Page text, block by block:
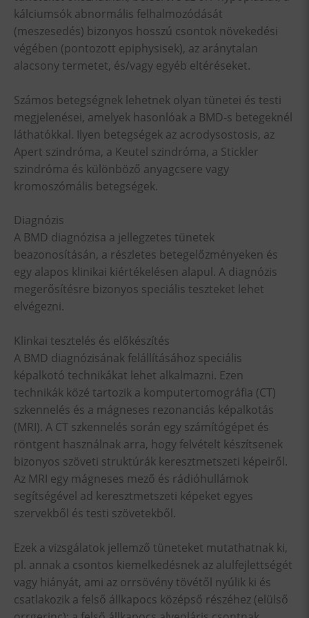
kálciumsók abnormális felhalmozódását
(meszesedés) bizonyos hosszú csontok növekedési
végében (pontozott epiphysisek), az aránytalan
alacsony termetet, és/vagy egyéb eltéréseket.
Számos betegségnek lehetnek olyan tünetei és testi
megjelenései, amelyek hasonlóak a BMD-s betegeknél
láthatókkal. Ilyen betegségek az acrodysostosis, az
Apert szindróma, a Keutel szindróma, a Stickler
szindróma és különböző anyagcsere vagy
kromoszómális betegségek.
Diagnózis
A BMD diagnózisa a jellegzetes tünetek
beazonosításán, a részletes betegelőzményeken és
egy alapos klinikai kiértékelésen alapul. A diagnózis
megerősítésre bizonyos speciális teszteket lehet
elvégezni.
Klinkai tesztelés és előkészítés
A BMD diagnózisának felállításához speciális
képalkotó technikákat lehet alkalmazni. Ezen
technikák közé tartozik a komputertomográfia (CT)
szkennelés és a mágneses rezonanciás képalkotás
(MRI). A CT szkennelés során egy számítógépet és
röntgent használnak arra, hogy felvételt készítsenek
bizonyos szöveti struktúrák keresztmetszeti képeiről.
Az MRI egy mágneses mező és rádióhullámok
segítségével ad keresztmetszeti képeket egyes
szervekből és testi szövetekből.
Ezek a vizsgálatok jellemző tüneteket mutathatnak ki,
pl. annak a csontos kiemelkedésnek az alulfejlettségét
vagy hiányát, ami az orrsövény tövétől nyúlik ki és
csatlakozik a felső állkapocs középső részéhez (elülső